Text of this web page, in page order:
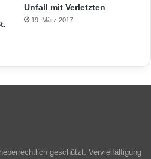
Unfall mit Verletzten
19. März 2017
geschützt. Vervielfältigung